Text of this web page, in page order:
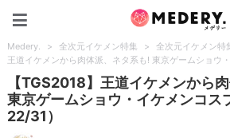
Medery. > 全次元イケメン特集 > 全次元イケメン特
王道イケメンから肉体派、ネタ系も! 東京ゲームショウ
【TGS2018】王道イケメンから
東京ゲームショウ・イケメンコス
22/31）